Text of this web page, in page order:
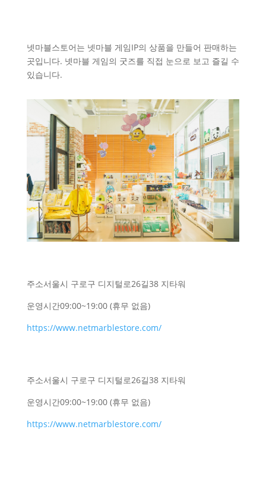
넷마블스토어는 넷마블 게임IP의 상품을 만들어 판매하는
곳입니다. 넷마블 게임의 굿즈를 직접 눈으로 보고 즐길 수
있습니다.
주소서울시 구로구 디지털로26길38 지타워
운영시간09:00~19:00 (휴무 없음)
https://www.netmarblestore.com/
주소서울시 구로구 디지털로26길38 지타워
운영시간09:00~19:00 (휴무 없음)
https://www.netmarblestore.com/